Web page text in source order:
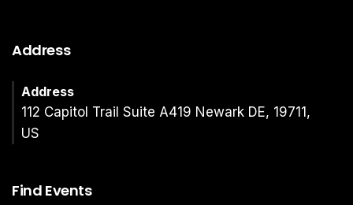
Address
Address
112 Capitol Trail Suite A419 Newark DE, 19711,
US
Find Events